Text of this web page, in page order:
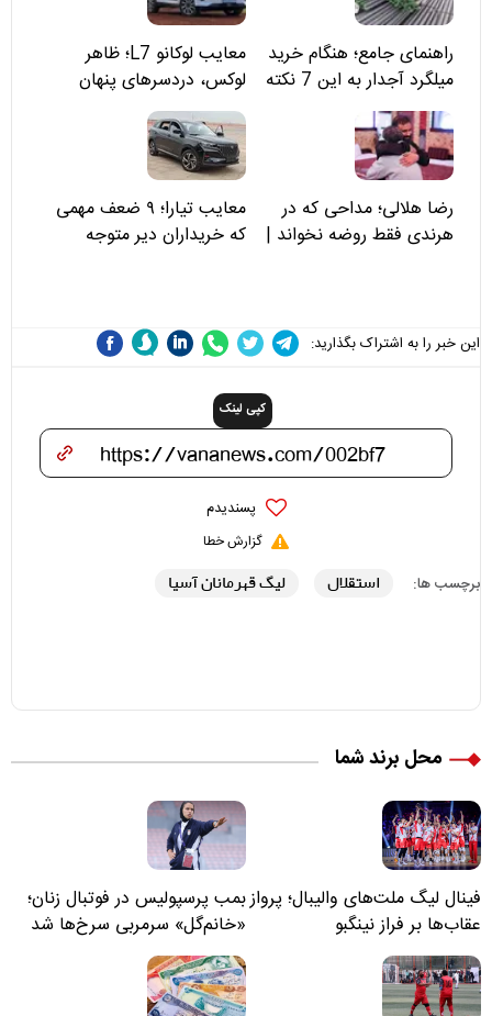
راهنمای جامع؛ هنگام خرید
میلگرد آجدار به این 7 نکته
توجه کنید
معایب لوکانو L7؛ ظاهر
لوکس، دردسرهای پنهان
رضا هلالی؛ مداحی که در
هرندی فقط روضه نخواند |
معایب تیارا؛ ۹ ضعف مهمی
که خریداران دیر متوجه
این خبر را به اشتراک بگذارید:
کپی لینک
پسندیدم
گزارش خطا
برچسب ها: استقلال لیگ قهرمانان آسیا
محل برند شما
فینال لیگ ملت‌های والیبال؛ پرواز
عقاب‌ها بر فراز نینگبو
بمب پرسپولیس در فوتبال زنان؛
«خانم‌گل» سرمربی سرخ‌ها شد